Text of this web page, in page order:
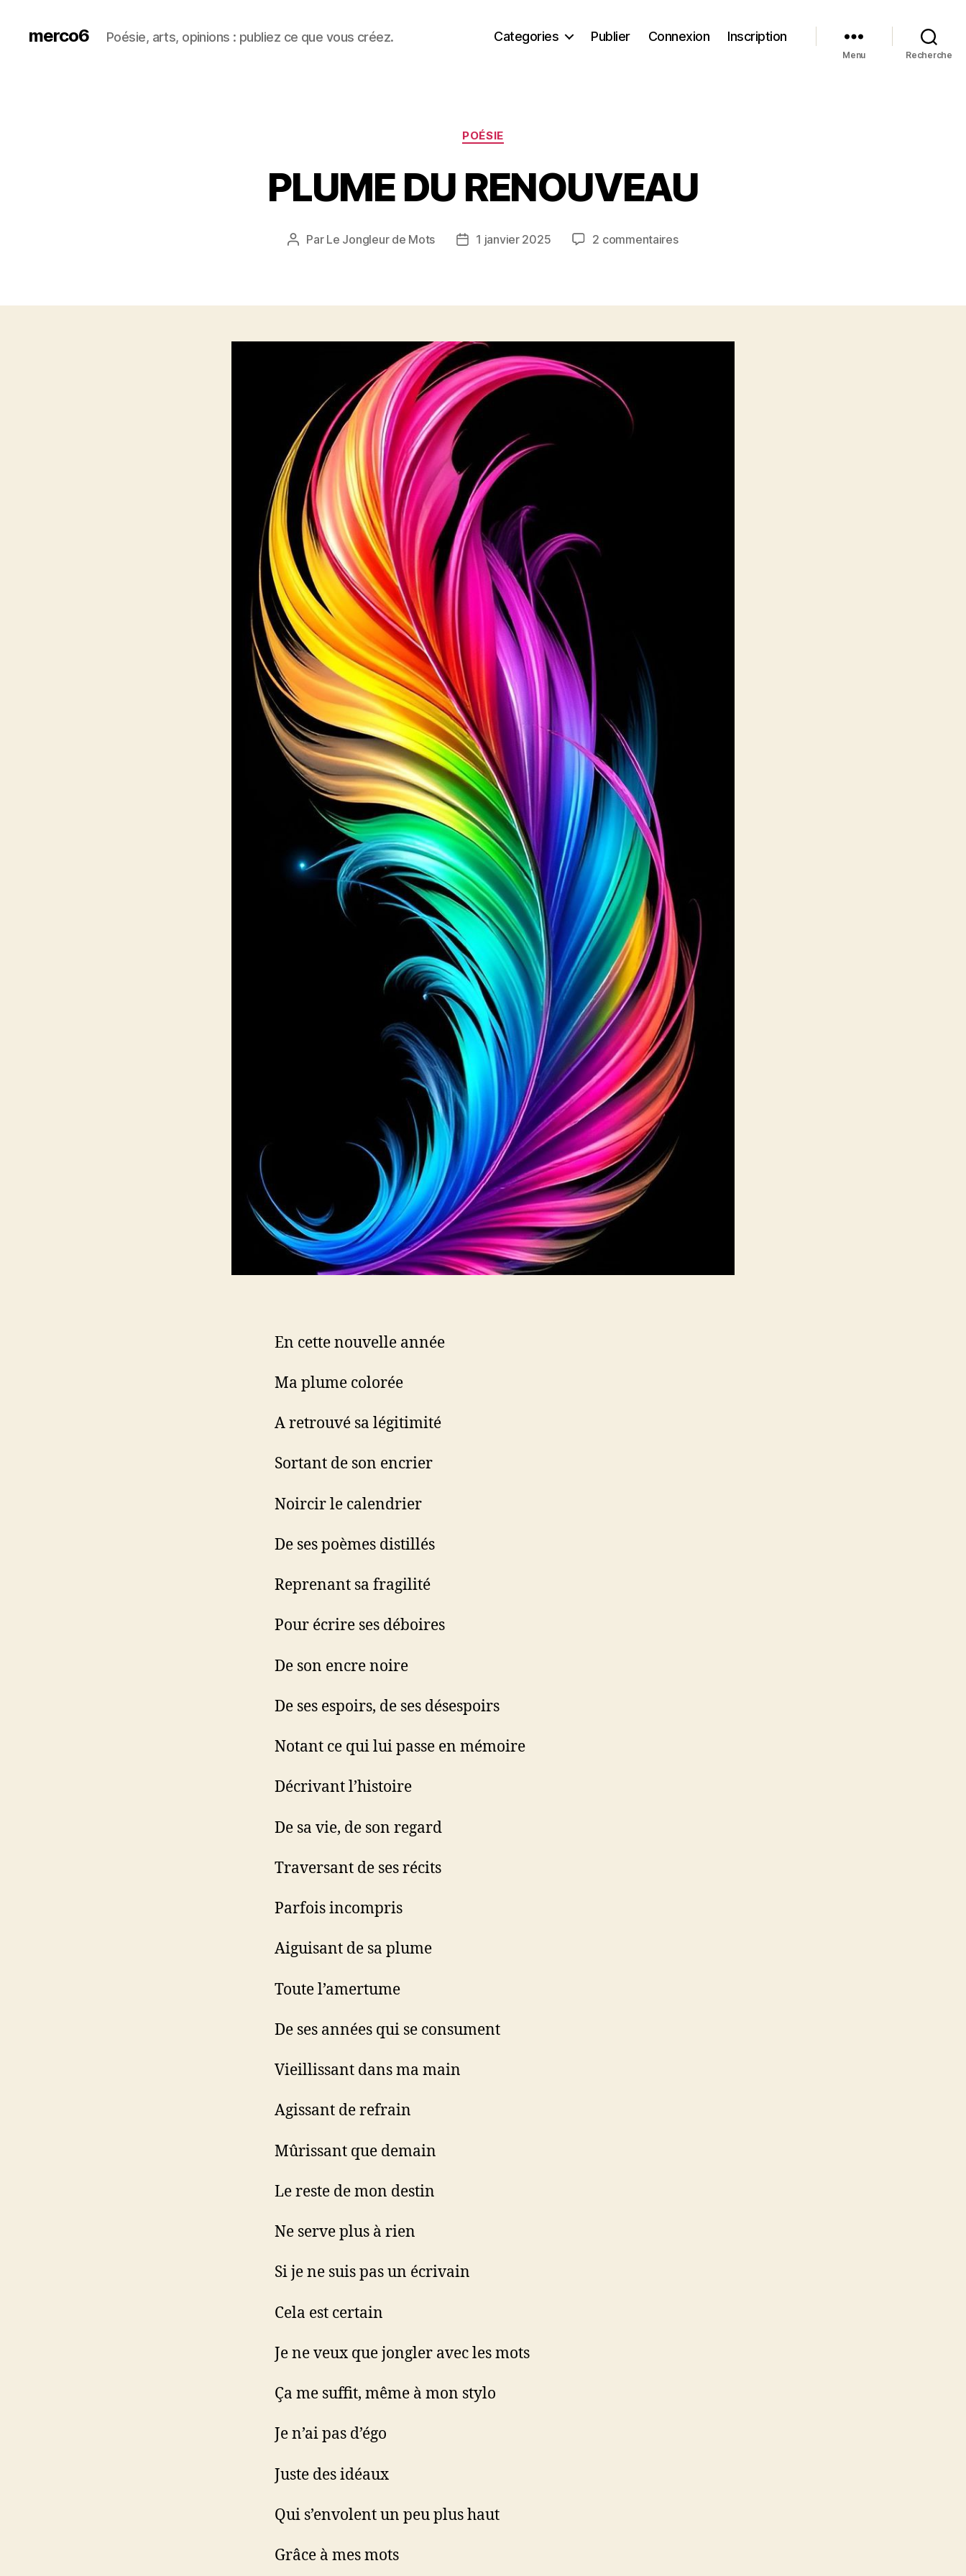
merco6 Poésie, arts, opinions : publiez ce que vous créez. Categories Publier Connexion Inscription
Menu Recherche
Catégories
POÉSIE
PLUME DU RENOUVEAU
Auteur
Par Le Jongleur de Mots
Date1 janvier 2025 2 commentairessur
En cette nouvelle année
Ma plume colorée
A retrouvé sa légitimité
Sortant de son encrier
Noircir le calendrier
De ses poèmes distillés
Reprenant sa fragilité
Pour écrire ses déboires
De son encre noire
De ses espoirs, de ses désespoirs
Notant ce qui lui passe en mémoire
Décrivant l’histoire
De sa vie, de son regard
Traversant de ses récits
Parfois incompris
Aiguisant de sa plume
Toute l’amertume
De ses années qui se consument
Vieillissant dans ma main
Agissant de refrain
Mûrissant que demain
Le reste de mon destin
Ne serve plus à rien
Si je ne suis pas un écrivain
Cela est certain
Je ne veux que jongler avec les mots
Ça me suffit, même à mon stylo
Je n’ai pas d’égo
Juste des idéaux
Qui s’envolent un peu plus haut
Grâce à mes mots